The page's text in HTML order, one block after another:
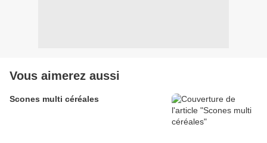
Vous aimerez aussi
Scones multi céréales